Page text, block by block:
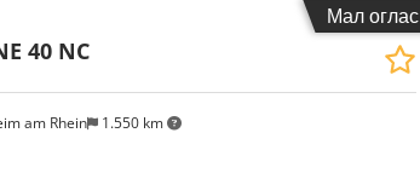
Мал оглас
am Rhein 1.550 km
40 NC